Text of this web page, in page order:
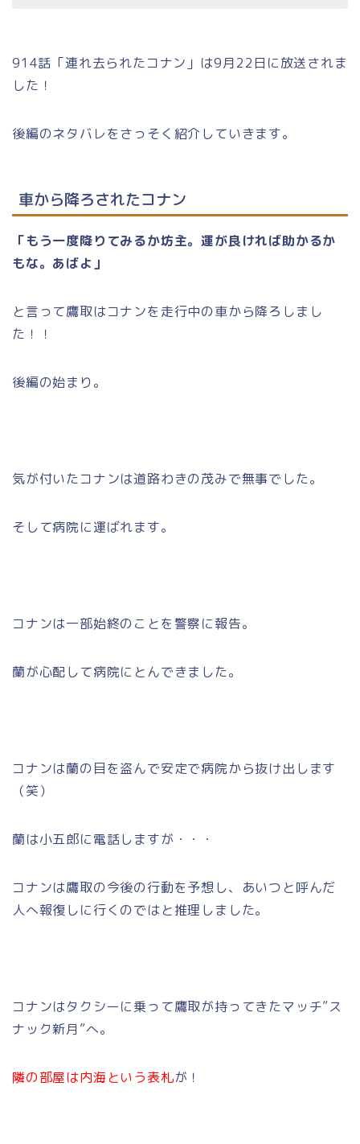
914話「連れ去られたコナン」は9月22日に放送されま
した！
後編のネタバレをさっそく紹介していきます。
車から降ろされたコナン
「もう一度降りてみるか坊主。運が良ければ助かるか
もな。あばよ」
と言って鷹取はコナンを走行中の車から降ろしまし
た！！
後編の始まり。
気が付いたコナンは道路わきの茂みで無事でした。
そして病院に運ばれます。
コナンは一部始終のことを警察に報告。
蘭が心配して病院にとんできました。
コナンは蘭の目を盗んで安定で病院から抜け出します
（笑）
蘭は小五郎に電話しますが・・・
コナンは鷹取の今後の行動を予想し、あいつと呼んだ
人へ報復しに行くのではと推理しました。
コナンはタクシーに乗って鷹取が持ってきたマッチ”ス
ナック新月”へ。
隣の部屋は内海という表札が！